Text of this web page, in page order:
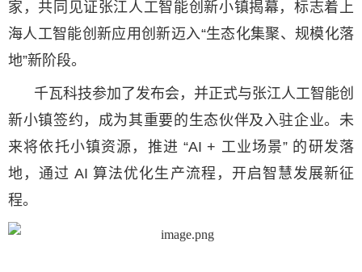
家，共同见证张江人工智能创新小镇揭幕，标志着上
海人工智能创新应用创新迈入“生态化集聚、规模化落
地”新阶段。
千瓦科技参加了发布会，并正式与张江人工智能创
新小镇签约，成为其重要的生态伙伴及入驻企业。未
来将依托小镇资源，推进 “AI + 工业场景” 的研发落
地，通过 AI 算法优化生产流程，开启智慧发展新征
程。